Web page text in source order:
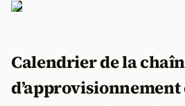
Calendrier de la